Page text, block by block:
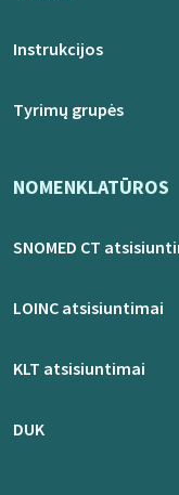
Instrukcijos
Tyrimų grupės
NOMENKLATŪROS
SNOMED CT
LOINC atsisiuntimai
KLT atsisiuntimai
DUK